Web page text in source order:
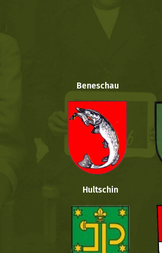
Beneschau
Hultschin